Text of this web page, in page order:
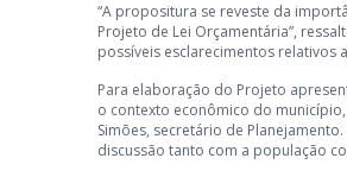
“A propositura se reveste da
Projeto de Lei Orçamentária”,
possíveis esclarecimentos relativos
Para elaboração do Projeto
o contexto econômico do
Simões, secretário de
discussão tanto com a população